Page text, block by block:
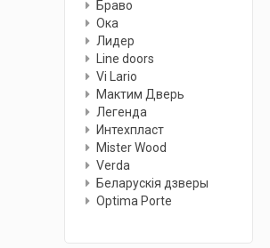
Браво
Ока
Лидер
Line doors
Vi Lario
Мактим Дверь
Легенда
Интехпласт
Мister Wood
Verda
Беларускiя дзверы
Optima Porte